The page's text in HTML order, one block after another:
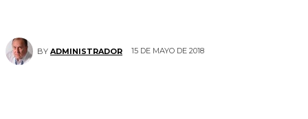
BY ADMINISTRADOR 15 DE MAYO DE 2018